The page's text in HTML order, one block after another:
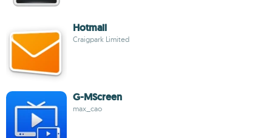
Hotmail
Craigpark Limited
G-MScreen
max_cao